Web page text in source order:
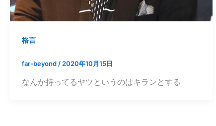
格言
far-beyond / 2020年10月15日
なんか持ってるヤツというのはキランとする